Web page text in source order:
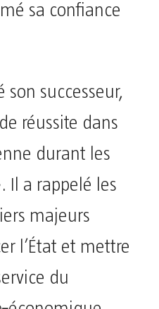
sa confiance
son successeur,
réussite dans
durant les
Il a rappelé les
majeurs
l’État et mettre
du